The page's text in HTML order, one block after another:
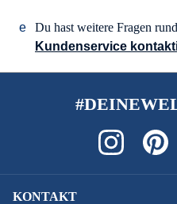
Du hast weitere Fragen
Kundenservice
KONTAKT